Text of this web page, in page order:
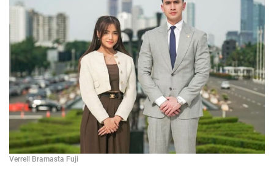
Verrell Bramasta Fuji